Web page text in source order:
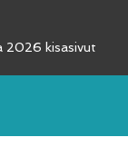
2026 kisasivut